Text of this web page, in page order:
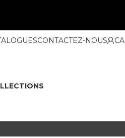
CONTACTEZ-NOUS